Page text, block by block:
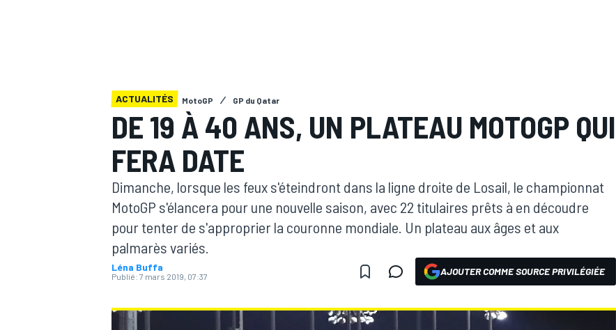
MOTOGP
ACTUALITÉS MotoGP GP du Qatar
DE 19 À 40 ANS, UN PLATEAU MOTOGP QUI
FERA DATE
Dimanche, lorsque les feux s'éteindront dans la ligne droite de Losail, le championnat
MotoGP s'élancera pour une nouvelle saison, avec 22 titulaires prêts à en découdre
pour tenter de s'approprier la couronne mondiale. Un plateau aux âges et aux
palmarès variés.
Léna Buffa
Publié: 7 mars 2019, 07:37 AJOUTER COMME SOURCE PRIVILÉGIÉE